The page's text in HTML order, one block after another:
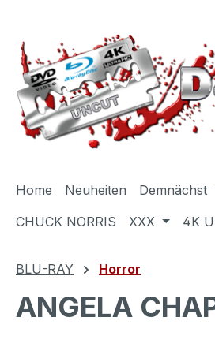
Home Neuheiten Demnächst
CHUCK NORRIS
XXX 4K
BLU-RAY Horror
ANGELA